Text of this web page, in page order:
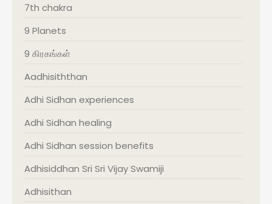
7th chakra
9 Planets
9 கிரகங்கள்
Aadhisiththan
Adhi Sidhan experiences
Adhi Sidhan healing
Adhi Sidhan session benefits
Adhisiddhan Sri Sri Vijay Swamiji
Adhisithan